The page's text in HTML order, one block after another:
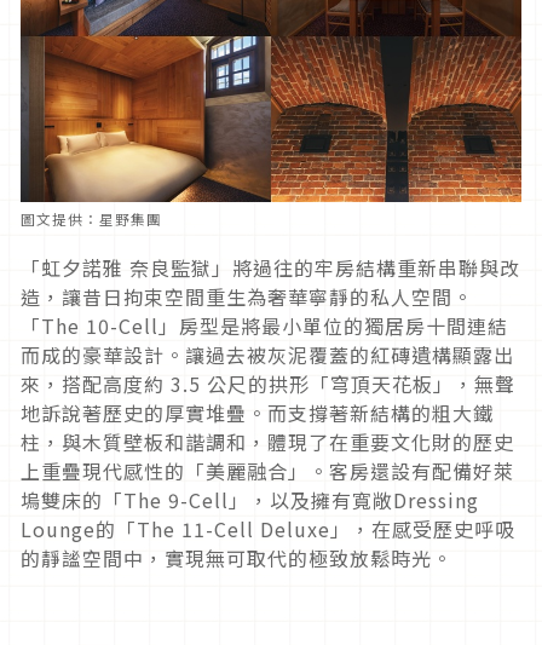
圖文提供：星野集團
「虹夕諾雅 奈良監獄」將過往的牢房結構重新串聯與改
造，讓昔日拘束空間重生為奢華寧靜的私人空間。
「The 10-Cell」房型是將最小單位的獨居房十間連結
而成的豪華設計。讓過去被灰泥覆蓋的紅磚遺構顯露出
來，搭配高度約 3.5 公尺的拱形「穹頂天花板」，無聲
地訴說著歷史的厚實堆疊。而支撐著新結構的粗大鐵
柱，與木質壁板和諧調和，體現了在重要文化財的歷史
上重疊現代感性的「美麗融合」。客房還設有配備好萊
塢雙床的「The 9-Cell」，以及擁有寬敞Dressing
Lounge的「The 11-Cell Deluxe」，在感受歷史呼吸
的靜謐空間中，實現無可取代的極致放鬆時光。